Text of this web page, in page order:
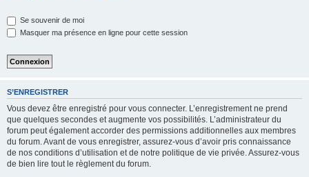
Se souvenir de moi
Masquer ma présence en ligne pour cette session
S’ENREGISTRER
Vous devez être enregistré pour vous connecter. L’enregistrement ne prend
que quelques secondes et augmente vos possibilités. L’administrateur du
forum peut également accorder des permissions additionnelles aux membres
du forum. Avant de vous enregistrer, assurez-vous d’avoir pris connaissance
de nos conditions d’utilisation et de notre politique de vie privée. Assurez-vous
de bien lire tout le règlement du forum.